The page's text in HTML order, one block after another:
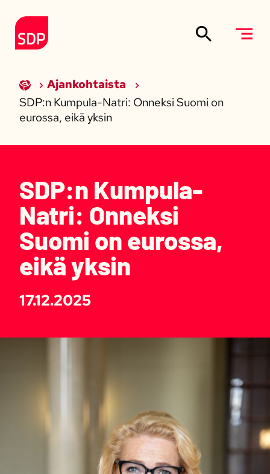
Etusivulle
Ajankohtaista
SDP:n Kumpula-Natri: Onneksi Suomi on
eurossa, eikä yksin
SDP:n Kumpula-
Natri: Onneksi
Suomi on eurossa,
eikä yksin
17.12.2025